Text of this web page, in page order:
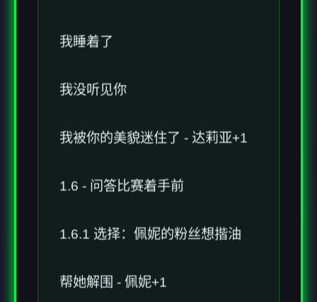
我睡着了
我没听见你
我被你的美貌迷住了 - 达莉亚+1
1.6 - 问答比赛着手前
1.6.1 选择：佩妮的粉丝想揩油
帮她解围 - 佩妮+1